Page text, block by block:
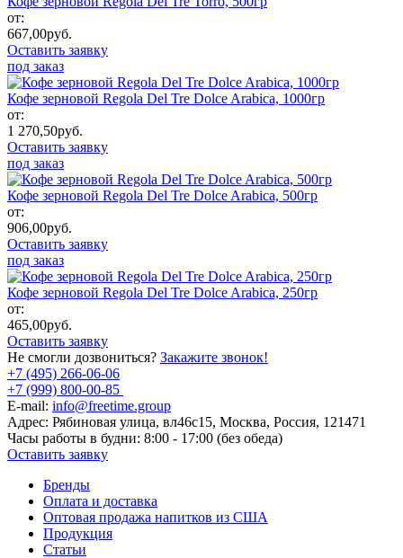
от:
667,00руб.
Оставить заявку
под заказ
Кофе зерновой Regola Del Tre Dolce Arabica, 1000гр
от:
1 270,50руб.
Оставить заявку
под заказ
Кофе зерновой Regola Del Tre Dolce Arabica, 500гр
от:
906,00руб.
Оставить заявку
под заказ
Кофе зерновой Regola Del Tre Dolce Arabica, 250гр
от:
465,00руб.
Оставить заявку
Не смогли дозвониться? Закажите звонок!
+7 (495) 266-06-06
+7 (999) 800-00-85
E-mail: info@freetime.group
Адрес: Рябиновая улица, вл46с15, Москва, Россия, 121471
Часы работы в будни: 8:00 - 17:00 (без обеда)
Оставить заявку
Бренды
Оплата и доставка
Оптовая продажа напитков из США
Продукция
Статьи